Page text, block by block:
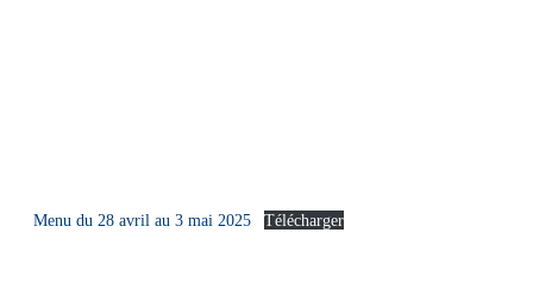
Menu du 28 avril au 3 mai 2025 Télécharger